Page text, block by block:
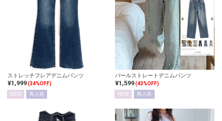
ストレッチフレアデニムパンツ
¥1,999(34%OFF)
NEW
再入荷
パールストレートデニムパンツ
¥1,599(43%OFF)
NEW
再入荷